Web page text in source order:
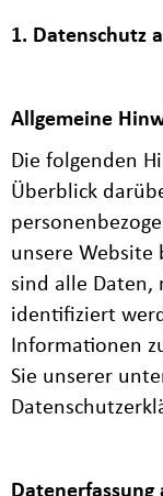
1. Datenschutz
Allgemeine
Die folgenden
Überblick
unsere Website
sind alle Daten,
identifiziert
Informationen
Sie unserer